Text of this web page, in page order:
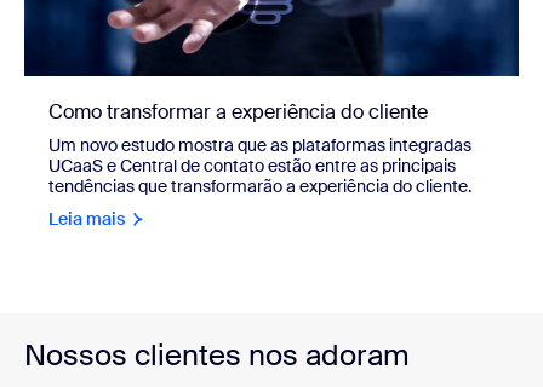
Como transformar a experiência do cliente
Um novo estudo mostra que as plataformas integradas
UCaaS e Central de contato estão entre as principais
tendências que transformarão a experiência do cliente.
Leia mais
Nossos clientes nos adoram